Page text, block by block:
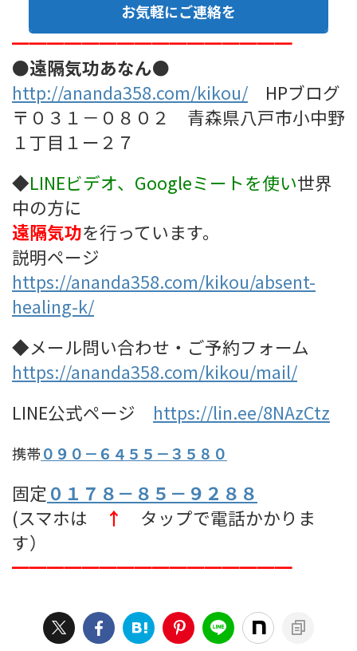
お気軽にご連絡を
━━━━━━━━━━━━━━━━
●遠隔気功あなん●
http://ananda358.com/kikou/ HPブログ
〒０３１－０８０２ 青森県八戸市小中野
１丁目１ー２７
◆LINEビデオ、Googleミートを使い世界
中の方に
遠隔気功を行っています。
説明ページ
https://ananda358.com/kikou/absent-
healing-k/
◆メール問い合わせ・ご予約フォーム
https://ananda358.com/kikou/mail/
LINE公式ページ https://lin.ee/8NAzCtz
携帯０９０－６４５５－３５８０
固定 ０１７８－８５－９２８８
(スマホは
↑
タップで電話かかりま
す）
━━━━━━━━━━━━━━━━